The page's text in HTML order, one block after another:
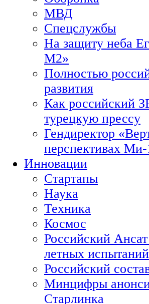
МВД
Спецслужбы
На защиту неба
М2»
Полностью
развития
Как российский
турецкую прессу
Гендиректор
перспективах
Инновации
Стартапы
Наука
Техника
Космос
Российский
летных испытаний
Российский
Минцифры
Старлинка